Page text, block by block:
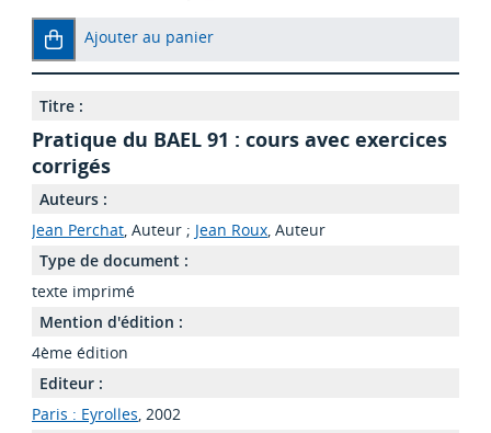
Ajouter au panier
Titre :
Pratique du BAEL 91 : cours avec exercices
corrigés
Auteurs :
Jean Perchat, Auteur ; Jean Roux, Auteur
Type de document :
texte imprimé
Mention d'édition :
4ème édition
Editeur :
Paris : Eyrolles, 2002